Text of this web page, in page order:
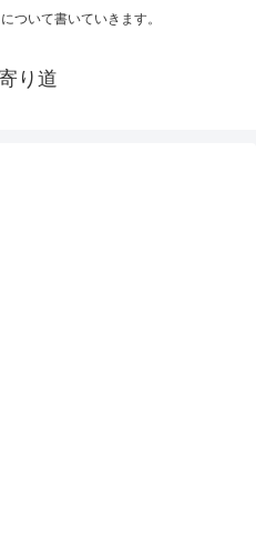
ついて書いていきます。
り道